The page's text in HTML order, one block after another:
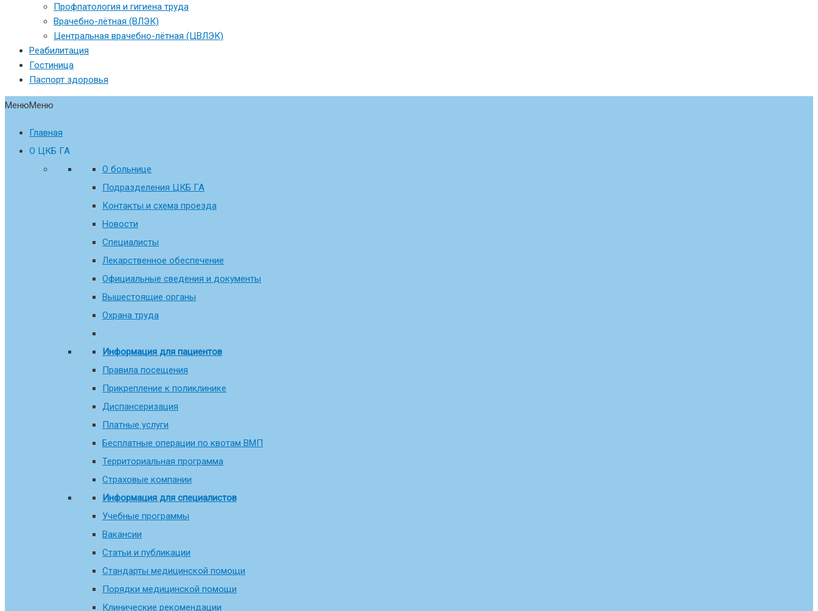
Профпатология и гигиена труда
Врачебно-лётная (ВЛЭК)
Центральная врачебно-лётная (ЦВЛЭК)
Реабилитация
Гостиница
Паспорт здоровья
МенюМеню
Главная
О ЦКБ ГА
О больнице
Подразделения ЦКБ ГА
Контакты и схема проезда
Новости
Специалисты
Лекарственное обеспечение
Официальные сведения и документы
Вышестоящие органы
Охрана труда
Информация для пациентов
Правила посещения
Прикрепление к поликлинике
Диспансеризация
Платные услуги
Бесплатные операции по квотам ВМП
Территориальная программа
Страховые компании
Информация для специалистов
Учебные программы
Вакансии
Статьи и публикации
Стандарты медицинской помощи
Порядки медицинской помощи
Клинические рекомендации